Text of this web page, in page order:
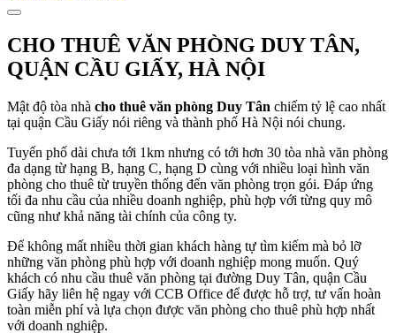
CHO THUÊ VĂN PHÒNG DUY TÂN,
QUẬN CẦU GIẤY, HÀ NỘI
Mật độ tòa nhà cho thuê văn phòng Duy Tân chiếm tỷ lệ cao nhất
tại quận Cầu Giấy nói riêng và thành phố Hà Nội nói chung.
Tuyến phố dài chưa tới 1km nhưng có tới hơn 30 tòa nhà văn phòng
đa dạng từ hạng B, hạng C, hạng D cùng với nhiều loại hình văn
phòng cho thuê từ truyền thống đến văn phòng trọn gói. Đáp ứng
tối đa nhu cầu của nhiều doanh nghiệp, phù hợp với từng quy mô
cũng như khả năng tài chính của công ty.
Để không mất nhiều thời gian khách hàng tự tìm kiếm mà bỏ lỡ
những văn phòng phù hợp với doanh nghiệp mong muốn. Quý
khách có nhu cầu thuê văn phòng tại đường Duy Tân, quận Cầu
Giấy hãy liên hệ ngay với CCB Office để được hỗ trợ, tư vấn hoàn
toàn miễn phí và lựa chọn được văn phòng cho thuê phù hợp nhất
với doanh nghiệp.